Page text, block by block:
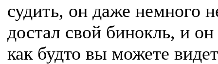
судить, он даже немного
достал свой бинокль, и
как будто вы можете